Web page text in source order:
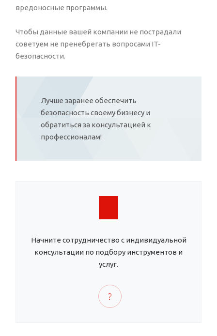
вредоносные программы.
Чтобы данные вашей компании не пострадали
советуем не пренебрегать вопросами IT-
безопасности.
Лучше заранее обеспечить
безопасность своему бизнесу и
обратиться за консультацией к
профессионалам!
Начните сотрудничество с индивидуальной
консультации по подбору инструментов и
услуг.